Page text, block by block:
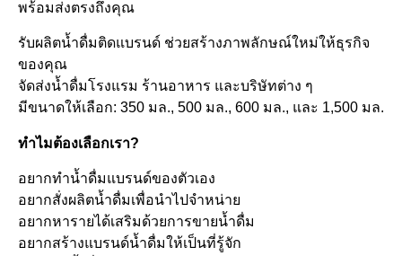
พร้อมส่งตรงถึงคุณ
รับผลิตน้ำดื่มติดแบรนด์ ช่วยสร้างภาพลักษณ์ใหม่ให้ธุรกิจ
ของคุณ
จัดส่งน้ำดื่มโรงแรม ร้านอาหาร และบริษัทต่าง ๆ
มีขนาดให้เลือก: 350 มล., 500 มล., 600 มล., และ 1,500 มล.
ทำไมต้องเลือกเรา?
อยากทำน้ำดื่มแบรนด์ของตัวเอง
อยากสั่งผลิตน้ำดื่มเพื่อนำไปจำหน่าย
อยากหารายได้เสริมด้วยการขายน้ำดื่ม
อยากสร้างแบรนด์น้ำดื่มให้เป็นที่รู้จัก